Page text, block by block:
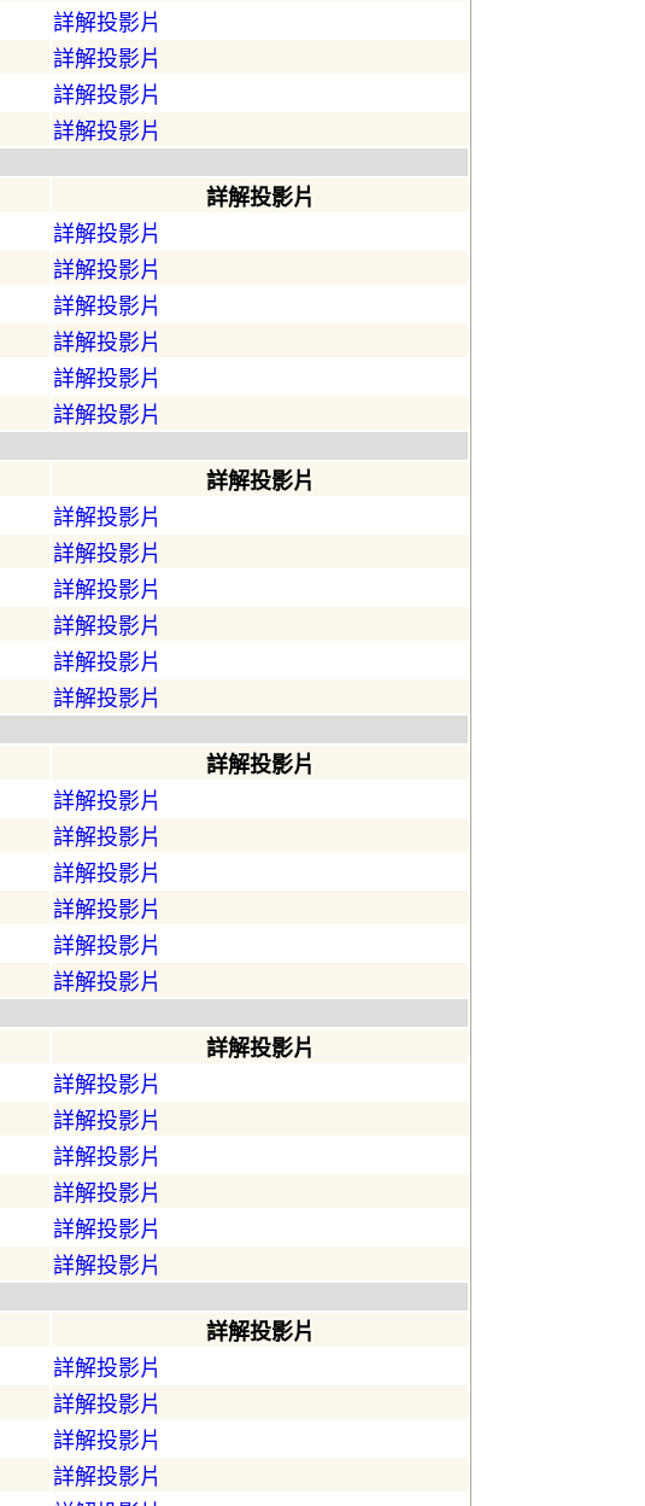
詳解投影片
詳解投影片
詳解投影片
詳解投影片
詳解投影片
詳解投影片
詳解投影片
詳解投影片
詳解投影片
詳解投影片
詳解投影片
詳解投影片
詳解投影片
詳解投影片
詳解投影片
詳解投影片
詳解投影片
詳解投影片
詳解投影片
詳解投影片
詳解投影片
詳解投影片
詳解投影片
詳解投影片
詳解投影片
詳解投影片
詳解投影片
詳解投影片
詳解投影片
詳解投影片
詳解投影片
詳解投影片
詳解投影片
詳解投影片
詳解投影片
詳解投影片
詳解投影片